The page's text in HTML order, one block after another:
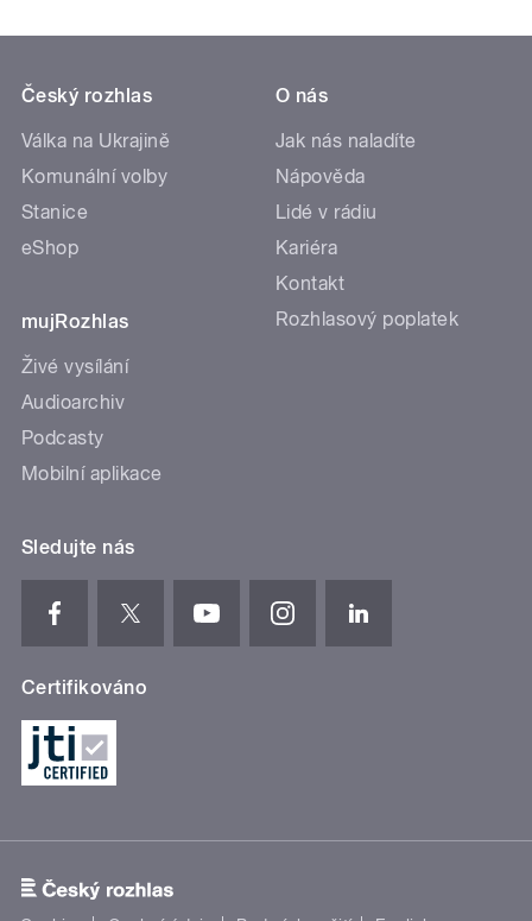
Český rozhlas
Válka na Ukrajině
Komunální volby
Stanice
eShop
mujRozhlas
Živé vysílání
Audioarchiv
Podcasty
Mobilní aplikace
O nás
Jak nás naladíte
Nápověda
Lidé v rádiu
Kariéra
Kontakt
Rozhlasový poplatek
Sledujte nás
Certifikováno